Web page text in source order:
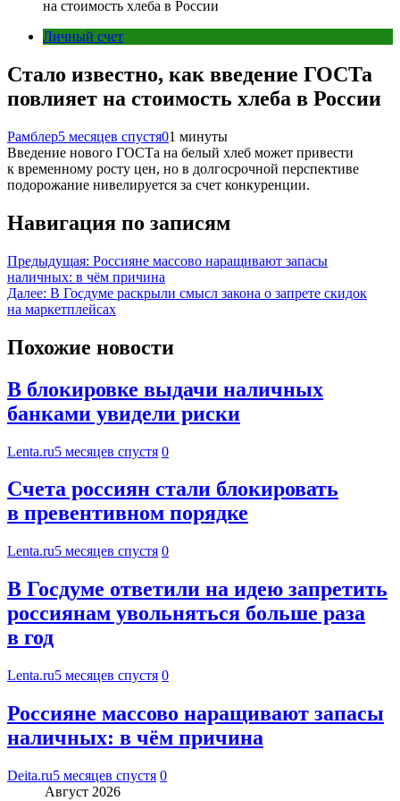
на стоимость хлеба в России
Личный счет
Стало известно, как введение ГОСТа
повлияет на стоимость хлеба в России
Рамблер5 месяцев спустя01 минуты
Введение нового ГОСТа на белый хлеб может привести
к временному росту цен, но в долгосрочной перспективе
подорожание нивелируется за счет конкуренции.
Навигация по записям
Предыдущая: Россияне массово наращивают запасы
наличных: в чём причина
Далее: В Госдуме раскрыли смысл закона о запрете скидок
на маркетплейсах
Похожие новости
В блокировке выдачи наличных
банками увидели риски
Lenta.ru5 месяцев спустя 0
Счета россиян стали блокировать
в превентивном порядке
Lenta.ru5 месяцев спустя 0
В Госдуме ответили на идею запретить
россиянам увольняться больше раза
в год
Lenta.ru5 месяцев спустя 0
Россияне массово наращивают запасы
наличных: в чём причина
Deita.ru5 месяцев спустя 0
Август 2026